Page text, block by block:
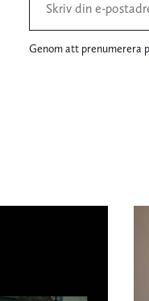
Genom att prenumerera